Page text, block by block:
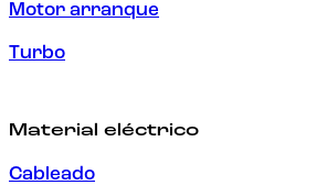
Motor arranque
Turbo
Material eléctrico
Cableado